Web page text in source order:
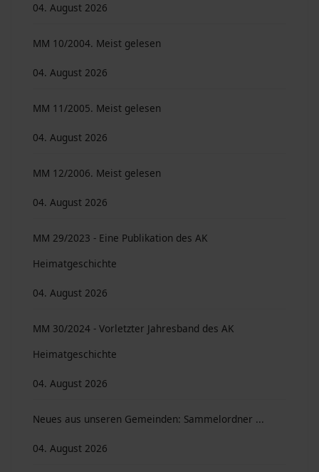
04. August 2026
MM 10/2004. Meist gelesen
04. August 2026
MM 11/2005. Meist gelesen
04. August 2026
MM 12/2006. Meist gelesen
04. August 2026
MM 29/2023 - Eine Publikation des AK
Heimatgeschichte
04. August 2026
MM 30/2024 - Vorletzter Jahresband des AK
Heimatgeschichte
04. August 2026
Neues aus unseren Gemeinden: Sammelordner ...
04. August 2026